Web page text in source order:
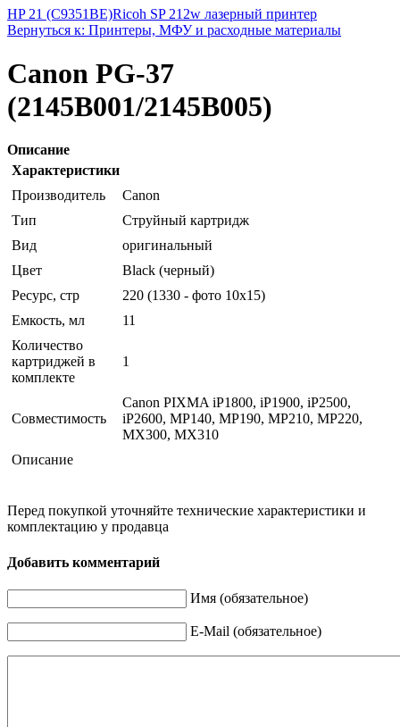
HP 21 (C9351BE)Ricoh SP 212w лазерный принтер
Вернуться к: Принтеры, МФУ и расходные материалы
Canon PG-37
(2145B001/2145B005)
Описание
Характеристики
Производитель
Canon
Тип
Струйный картридж
Вид
оригинальный
Цвет
Black (черный)
Ресурс, стр
220 (1330 - фото 10х15)
Емкость, мл
11
Количество
картриджей в
комплекте
1
Совместимость
Canon PIXMA iP1800, iP1900, iP2500,
iP2600, MP140, MP190, MP210, MP220,
MX300, MX310
Описание
Перед покупкой уточняйте технические характеристики и
комплектацию у продавца
Добавить комментарий
Имя (обязательное)
E-Mail (обязательное)